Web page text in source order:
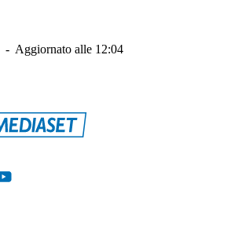
- Aggiornato alle 12:04